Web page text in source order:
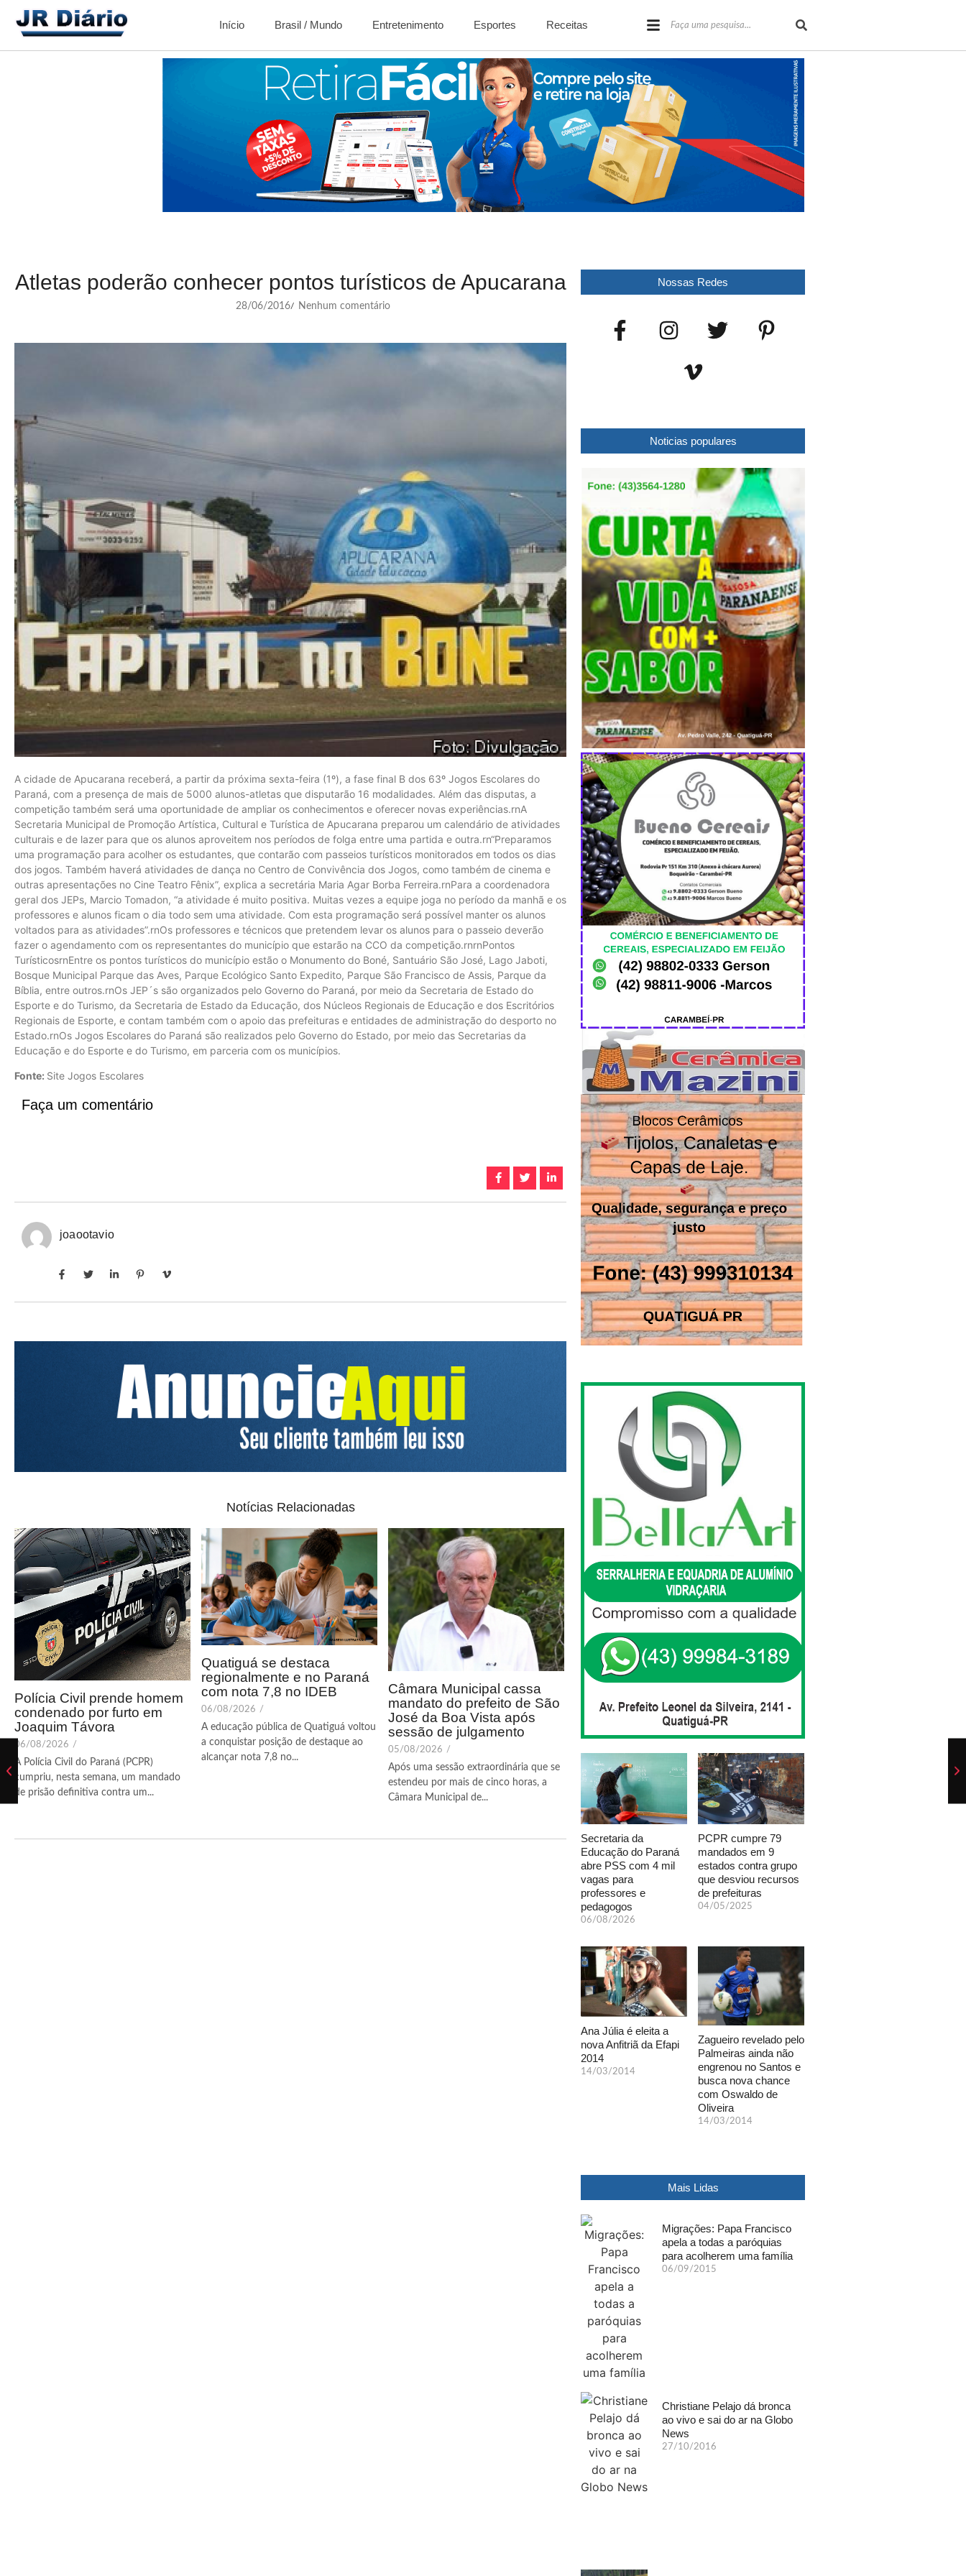
Início Brasil / Mundo Entretenimento Esportes Receitas
Atletas poderão conhecer pontos turísticos de Apucarana
28/06/2016/ Nenhum comentário
A cidade de Apucarana receberá, a partir da próxima sexta-feira (1º), a fase final B dos 63º Jogos Escolares do
Paraná, com a presença de mais de 5000 alunos-atletas que disputarão 16 modalidades. Além das disputas, a
competição também será uma oportunidade de ampliar os conhecimentos e oferecer novas experiências.rnA
Secretaria Municipal de Promoção Artística, Cultural e Turística de Apucarana preparou um calendário de atividades
culturais e de lazer para que os alunos aproveitem nos períodos de folga entre uma partida e outra.rn“Preparamos
uma programação para acolher os estudantes, que contarão com passeios turísticos monitorados em todos os dias
dos jogos. Também haverá atividades de dança no Centro de Convivência dos Jogos, como também de cinema e
outras apresentações no Cine Teatro Fênix”, explica a secretária Maria Agar Borba Ferreira.rnPara a coordenadora
geral dos JEPs, Marcio Tomadon, “a atividade é muito positiva. Muitas vezes a equipe joga no período da manhã e os
professores e alunos ficam o dia todo sem uma atividade. Com esta programação será possível manter os alunos
voltados para as atividades”.rnOs professores e técnicos que pretendem levar os alunos para o passeio deverão
fazer o agendamento com os representantes do município que estarão na CCO da competição.rnrnPontos
TurísticosrnEntre os pontos turísticos do município estão o Monumento do Boné, Santuário São José, Lago Jaboti,
Bosque Municipal Parque das Aves, Parque Ecológico Santo Expedito, Parque São Francisco de Assis, Parque da
Bíblia, entre outros.rnOs JEP´s são organizados pelo Governo do Paraná, por meio da Secretaria de Estado do
Esporte e do Turismo, da Secretaria de Estado da Educação, dos Núcleos Regionais de Educação e dos Escritórios
Regionais de Esporte, e contam também com o apoio das prefeituras e entidades de administração do desporto no
Estado.rnOs Jogos Escolares do Paraná são realizados pelo Governo do Estado, por meio das Secretarias da
Educação e do Esporte e do Turismo, em parceria com os municípios.
Fonte: Site Jogos Escolares
Faça um comentário
joaootavio
Notícias Relacionadas
Polícia Civil prende homem
condenado por furto em
Joaquim Távora
06/08/2026 /
A Polícia Civil do Paraná (PCPR)
cumpriu, nesta semana, um mandado
de prisão definitiva contra um...
Quatiguá se destaca
regionalmente e no Paraná
com nota 7,8 no IDEB
06/08/2026 /
A educação pública de Quatiguá voltou
a conquistar posição de destaque ao
alcançar nota 7,8 no...
Câmara Municipal cassa
mandato do prefeito de São
José da Boa Vista após
sessão de julgamento
05/08/2026 /
Após uma sessão extraordinária que se
estendeu por mais de cinco horas, a
Câmara Municipal de...
Nossas Redes
Noticias populares
Secretaria da
Educação do Paraná
abre PSS com 4 mil
vagas para
professores e
pedagogos
06/08/2026
PCPR cumpre 79
mandados em 9
estados contra grupo
que desviou recursos
de prefeituras
04/05/2025
Ana Júlia é eleita a
nova Anfitriã da Efapi
2014
14/03/2014
Zagueiro revelado pelo
Palmeiras ainda não
engrenou no Santos e
busca nova chance
com Oswaldo de
Oliveira
14/03/2014
Mais Lidas
Migrações: Papa Francisco
apela a todas a paróquias
para acolherem uma família
06/09/2015
Christiane Pelajo dá bronca
ao vivo e sai do ar na Globo
News
27/10/2016